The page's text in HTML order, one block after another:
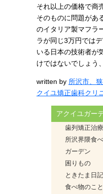
それ以上の価格で商
そのものに問題があ
のイタリア製マフラ
ラが同じ3万円では
いる日本の技術者が
けではないでしょう
written by 所沢市、
クイユ矯正歯科クリ
アクイユガー
歯列矯正治
所沢界隈食
ガーデン
困りもの
ときたま日記
食べ物のこと